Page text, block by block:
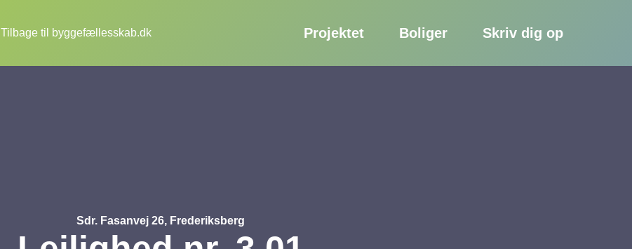
Tilbage til byggefællesskab.dk Projektet Boliger Skriv dig op
Sdr. Fasanvej 26, Frederiksberg